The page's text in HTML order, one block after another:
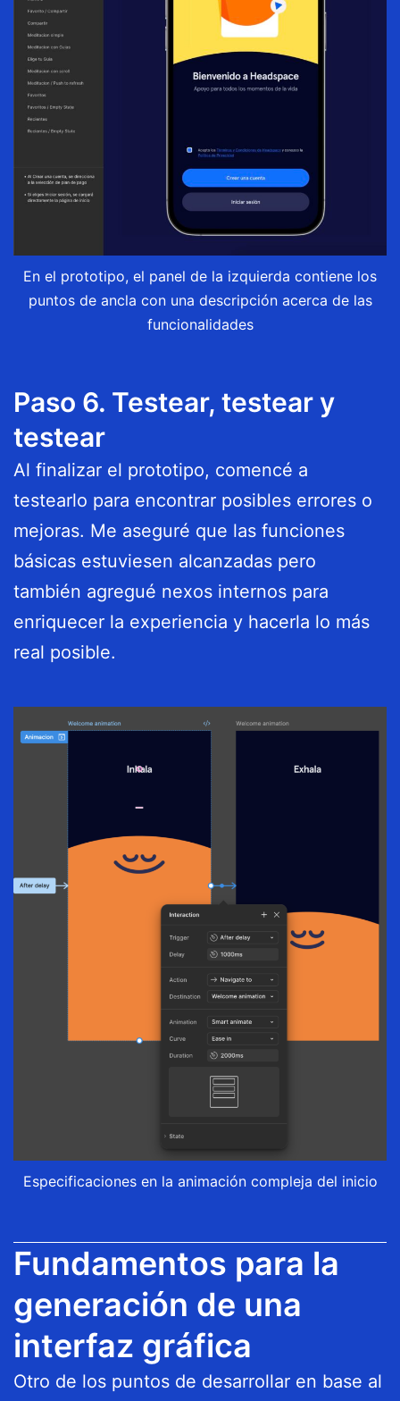
En el prototipo, el panel de la izquierda contiene los
puntos de ancla con una descripción acerca de las
funcionalidades
Paso 6. Testear, testear y
testear
Al finalizar el prototipo, comencé a
testearlo para encontrar posibles errores o
mejoras. Me aseguré que las funciones
básicas estuviesen alcanzadas pero
también agregué nexos internos para
enriquecer la experiencia y hacerla lo más
real posible.
Especificaciones en la animación compleja del inicio
Fundamentos para la
generación de una
interfaz gráfica
Otro de los puntos de desarrollar en base al